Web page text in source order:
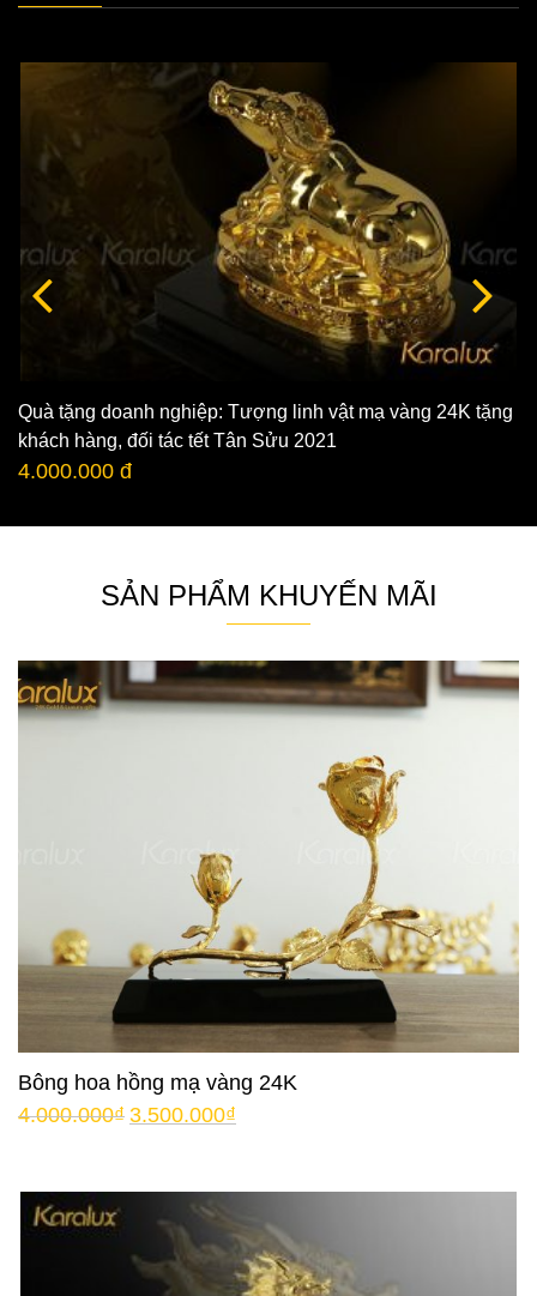
Quà tặng doanh nghiệp: Tượng linh vật mạ vàng 24K tặng
khách hàng, đối tác tết Tân Sửu 2021
4.000.000 đ
SẢN PHẨM KHUYẾN MÃI
Bông hoa hồng mạ vàng 24K
4.000.000₫ 3.500.000₫